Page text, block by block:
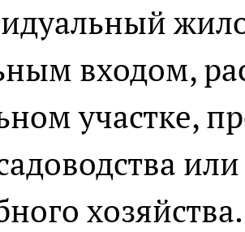
входом,
участке,